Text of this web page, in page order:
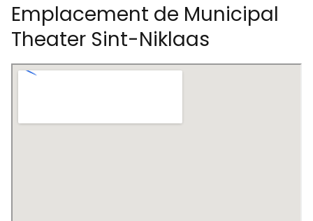
Emplacement de Municipal
Theater Sint-Niklaas